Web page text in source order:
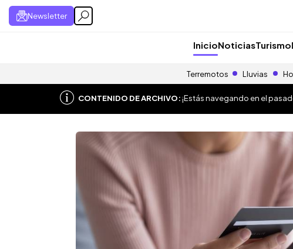
Newsletter
InicioNoticiasTurismo
Terremotos Lluvias
CONTENIDO DE ARCHIVO:¡Estás navegando en el